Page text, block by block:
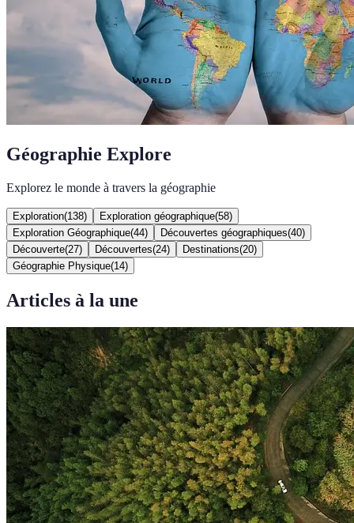
Géographie Explore
Explorez le monde à travers la géographie
Exploration(138) Exploration géographique(58)
Exploration Géographique(44) Découvertes géographiques(40)
Découverte(27) Découvertes(24) Destinations(20)
Géographie Physique(14)
Articles à la une